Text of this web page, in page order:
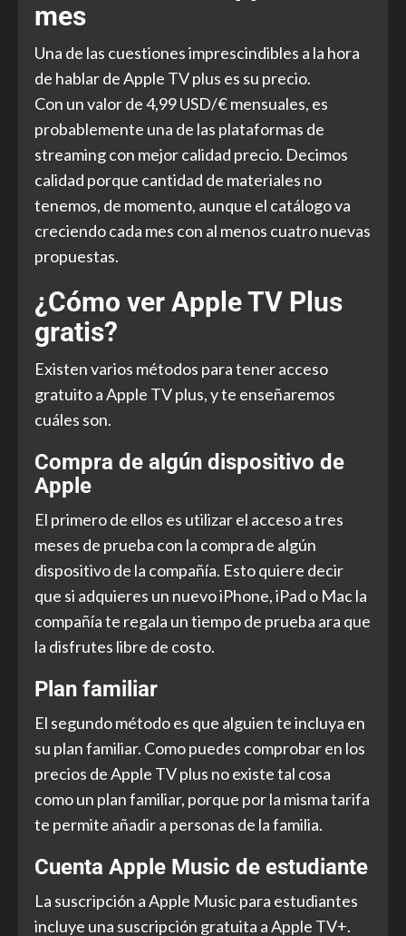
mes
Una de las cuestiones imprescindibles a la hora
de hablar de Apple TV plus es su precio.
Con un valor de 4,99 USD/€ mensuales, es
probablemente una de las plataformas de
streaming con mejor calidad precio. Decimos
calidad porque cantidad de materiales no
tenemos, de momento, aunque el catálogo va
creciendo cada mes con al menos cuatro nuevas
propuestas.
¿Cómo ver Apple TV Plus
gratis?
Existen varios métodos para tener acceso
gratuito a Apple TV plus, y te enseñaremos
cuáles son.
Compra de algún dispositivo de
Apple
El primero de ellos es utilizar el acceso a tres
meses de prueba con la compra de algún
dispositivo de la compañía. Esto quiere decir
que si adquieres un nuevo iPhone, iPad o Mac la
compañía te regala un tiempo de prueba ara que
la disfrutes libre de costo.
Plan familiar
El segundo método es que alguien te incluya en
su plan familiar. Como puedes comprobar en los
precios de Apple TV plus no existe tal cosa
como un plan familiar, porque por la misma tarifa
te permite añadir a personas de la familia.
Cuenta Apple Music de estudiante
La suscripción a Apple Music para estudiantes
incluye una suscripción gratuita a Apple TV+.